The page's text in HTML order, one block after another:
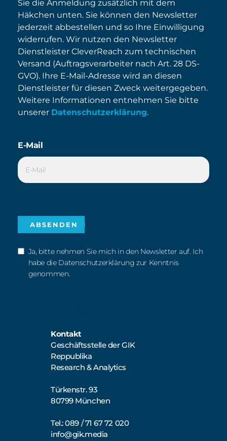
Sie die Anmeldung zusätzlich mit dem
Häkchen unten. Sie können den Newsletter
jederzeit abbestellen und so Ihre Einwilligung
widerrufen. Wir nutzen den Newsletter
Dienstleister CleverReach zum technischen
Versand (Auftragsverarbeiter nach Art. 28 DS-
GVO). Ihre E-Mail-Adresse wird an diesen
Dienstleister für diesen Zweck weitergegeben.
Weitere Informationen entnehmen Sie bitte
unserer Datenschutzerklärung.
E-Mail
Ja, bitte nehmen Sie mich in den Newsletter auf. Ich
habe die Datenschutzerklärung zur Kenntnis
genommen.
Kontakt
Geschäftsstelle der GIK
Reppublika
Research & Analytics
Türkenstr. 93
80799 München
Tel.: 089 / 71 67 72 020
info@gik.media